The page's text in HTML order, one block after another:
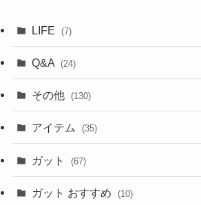
LIFE (7)
Q&A (24)
その他 (130)
アイテム (35)
ガット (67)
ガット おすすめ (10)